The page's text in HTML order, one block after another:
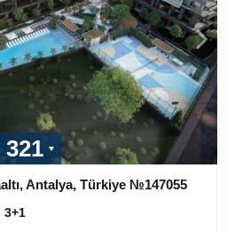
321
Antalya, Türkiye №147055
3+1